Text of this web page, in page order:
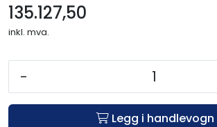
135.127,50
inkl. mva.
-
Legg i handlevogn